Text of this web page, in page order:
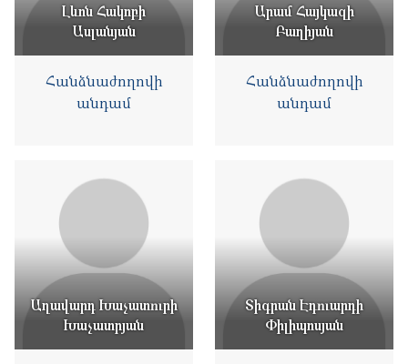
Լևոն Հակոբի
Ասլանյան
Հանձնաժողովի
անդամ
Արամ Հայկազի
Բաղիյան
Հանձնաժողովի
անդամ
Աղավարդ Խաչատուրի
Խաչատրյան
Տիգրան Էդուարդի
Փիլիպոսյան